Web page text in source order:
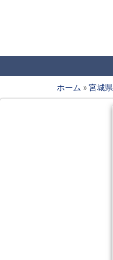
ホーム »宮城県